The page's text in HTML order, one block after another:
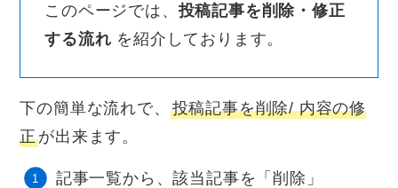
このページでは、 投稿記事を削除・修正
する流れ を紹介しております。
下の簡単な流れで、 投稿記事を削除/ 内容の修
正が出来ます。
記事一覧から、該当記事を「削除」